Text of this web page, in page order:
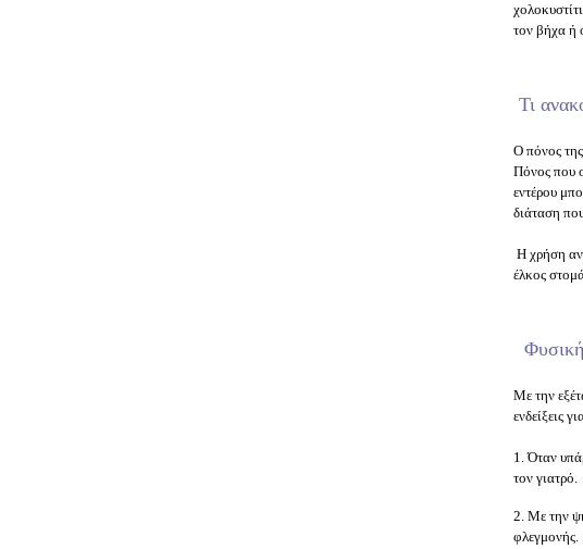
τον βήχα ή
Τι
Ο πόνος της
Πόνος που
εντέρου
διάταση
Η χρήση
έλκος
Με την
ενδείξεις
1. Όταν
τον γιατρό.
2. Με την
φλεγμονής.